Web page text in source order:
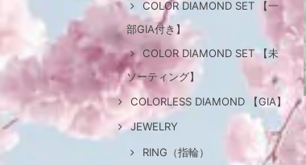
COLOR DIAMOND SET 【一
部GIA付き】
COLOR DIAMOND SET 【未
ソーティング】
COLORLESS DIAMOND 【GIA】
JEWELRY
RING（指輪）